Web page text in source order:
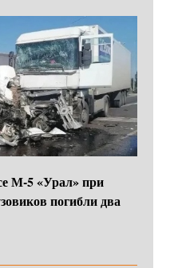
М-5 «Урал» при
погибли два